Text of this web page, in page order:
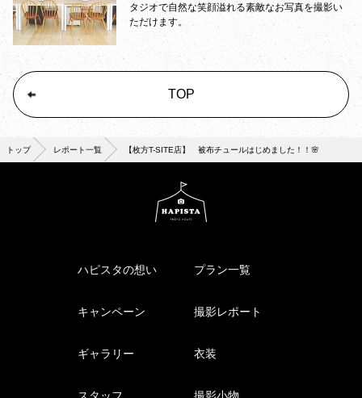
タジオで自然な笑顔溢れる素敵なお写真を撮影い
ただけます。
TOP
トップ レポート一覧 【枚方T-SITE店】 被布チュールはじめました！！🌸
ハピスタの想い プラン一覧
キャンペーン 撮影レポート
ギャラリー 衣装